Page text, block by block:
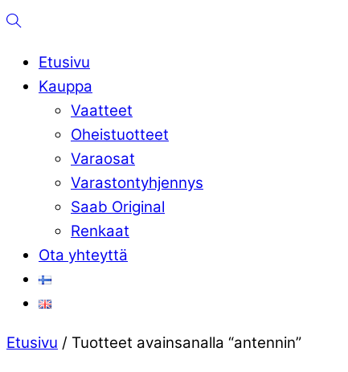
Etsi
Etusivu
Kauppa
Vaatteet
Oheistuotteet
Varaosat
Varastontyhjennys
Saab Original
Renkaat
Ota yhteyttä
Close
Etusivu / Tuotteet avainsanalla “antennin”